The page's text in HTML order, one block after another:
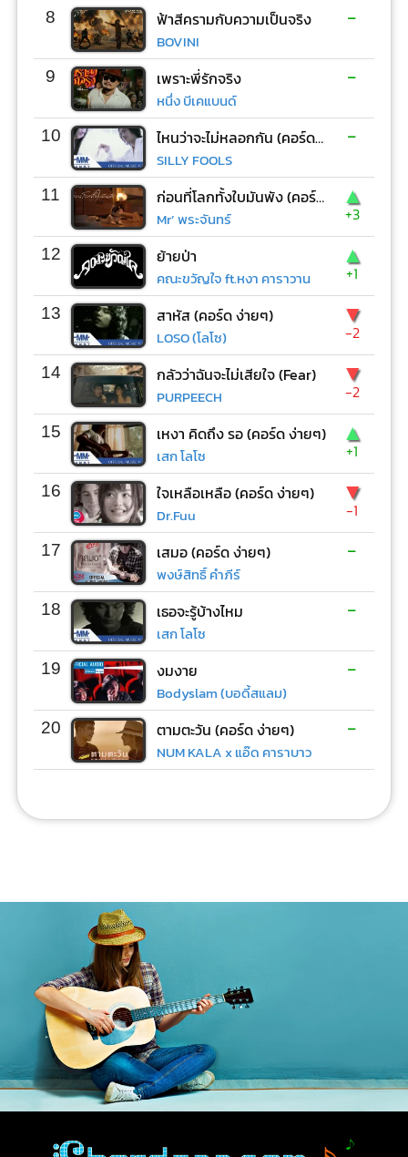
8 ฟ้าสีครามกับความเป็นจริง
BOVINI
-
9 เพราะพี่รักจริง
หนึ่ง บีเคแบนด์
-
10 ไหนว่าจะไม่หลอกกัน (คอร์ด ง่ายๆ)
SILLY FOOLS
-
11 ก่อนที่โลกทั้งใบมันพัง (คอร์ด ง่ายๆ)
Mr’ พระจันทร์
▲
+3
12 ย้ายป่า
คณะขวัญใจ ft.หงา คาราวาน
▲
+1
13 สาหัส (คอร์ด ง่ายๆ)
LOSO (โลโซ)
▼
-2
14 กลัวว่าฉันจะไม่เสียใจ (Fear)
PURPEECH
▼
-2
15 เหงา คิดถึง รอ (คอร์ด ง่ายๆ)
เสก โลโซ
▲
+1
16 ใจเหลือเหลือ (คอร์ด ง่ายๆ)
Dr.Fuu
▼
-1
17 เสมอ (คอร์ด ง่ายๆ)
พงษ์สิทธิ์ คำภีร์
-
18 เธอจะรู้บ้างไหม
เสก โลโซ
-
19 งมงาย
Bodyslam (บอดี้สแลม)
-
20 ตามตะวัน (คอร์ด ง่ายๆ)
NUM KALA x แอ๊ด คาราบาว
-